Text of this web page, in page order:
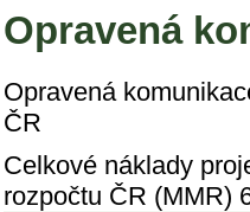
Opravená
Opravená
ČR
Celkové náklady
rozpočtu ČR (MMR)